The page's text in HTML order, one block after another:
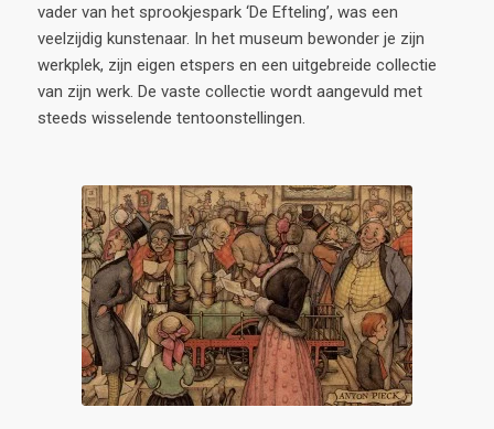
vader van het sprookjespark ‘De Efteling’, was een
veelzijdig kunstenaar. In het museum bewonder je zijn
werkplek, zijn eigen etspers en een uitgebreide collectie
van zijn werk. De vaste collectie wordt aangevuld met
steeds wisselende tentoonstellingen.